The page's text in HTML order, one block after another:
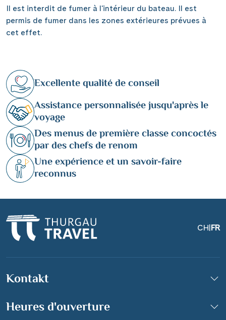
Il est interdit de fumer à l'intérieur du bateau. Il est
permis de fumer dans les zones extérieures prévues à
cet effet.
Excellente qualité de conseil
Assistance personnalisée jusqu'après le
voyage
Des menus de première classe concoctés
par des chefs de renom
Une expérience et un savoir-faire
reconnus
CH FR
Kontakt
Heures d'ouverture